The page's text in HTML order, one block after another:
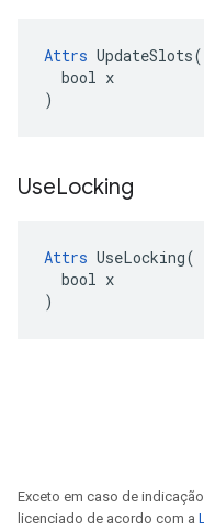
Attrs UpdateSlots(
  bool x
)
UseLocking
Attrs UseLocking(
  bool x
)
Exceto em caso de
licenciado de acordo com a